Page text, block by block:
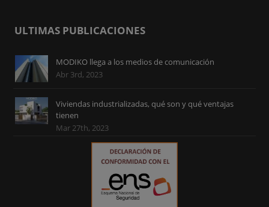
ULTIMAS PUBLICACIONES
MODIKO llega a los medios de comunicación
Abr 3rd, 2023
Viviendas industrializadas, qué son y qué ventajas
tienen
Mar 27th, 2023